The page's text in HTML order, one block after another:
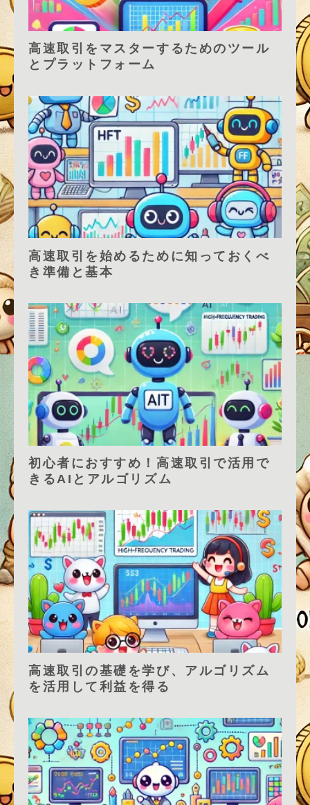
高速取引をマスターするためのツール
とプラットフォーム
高速取引を始めるために知っておくべ
き準備と基本
初心者におすすめ！高速取引で活用で
きるAIとアルゴリズム
高速取引の基礎を学び、アルゴリズム
を活用して利益を得る